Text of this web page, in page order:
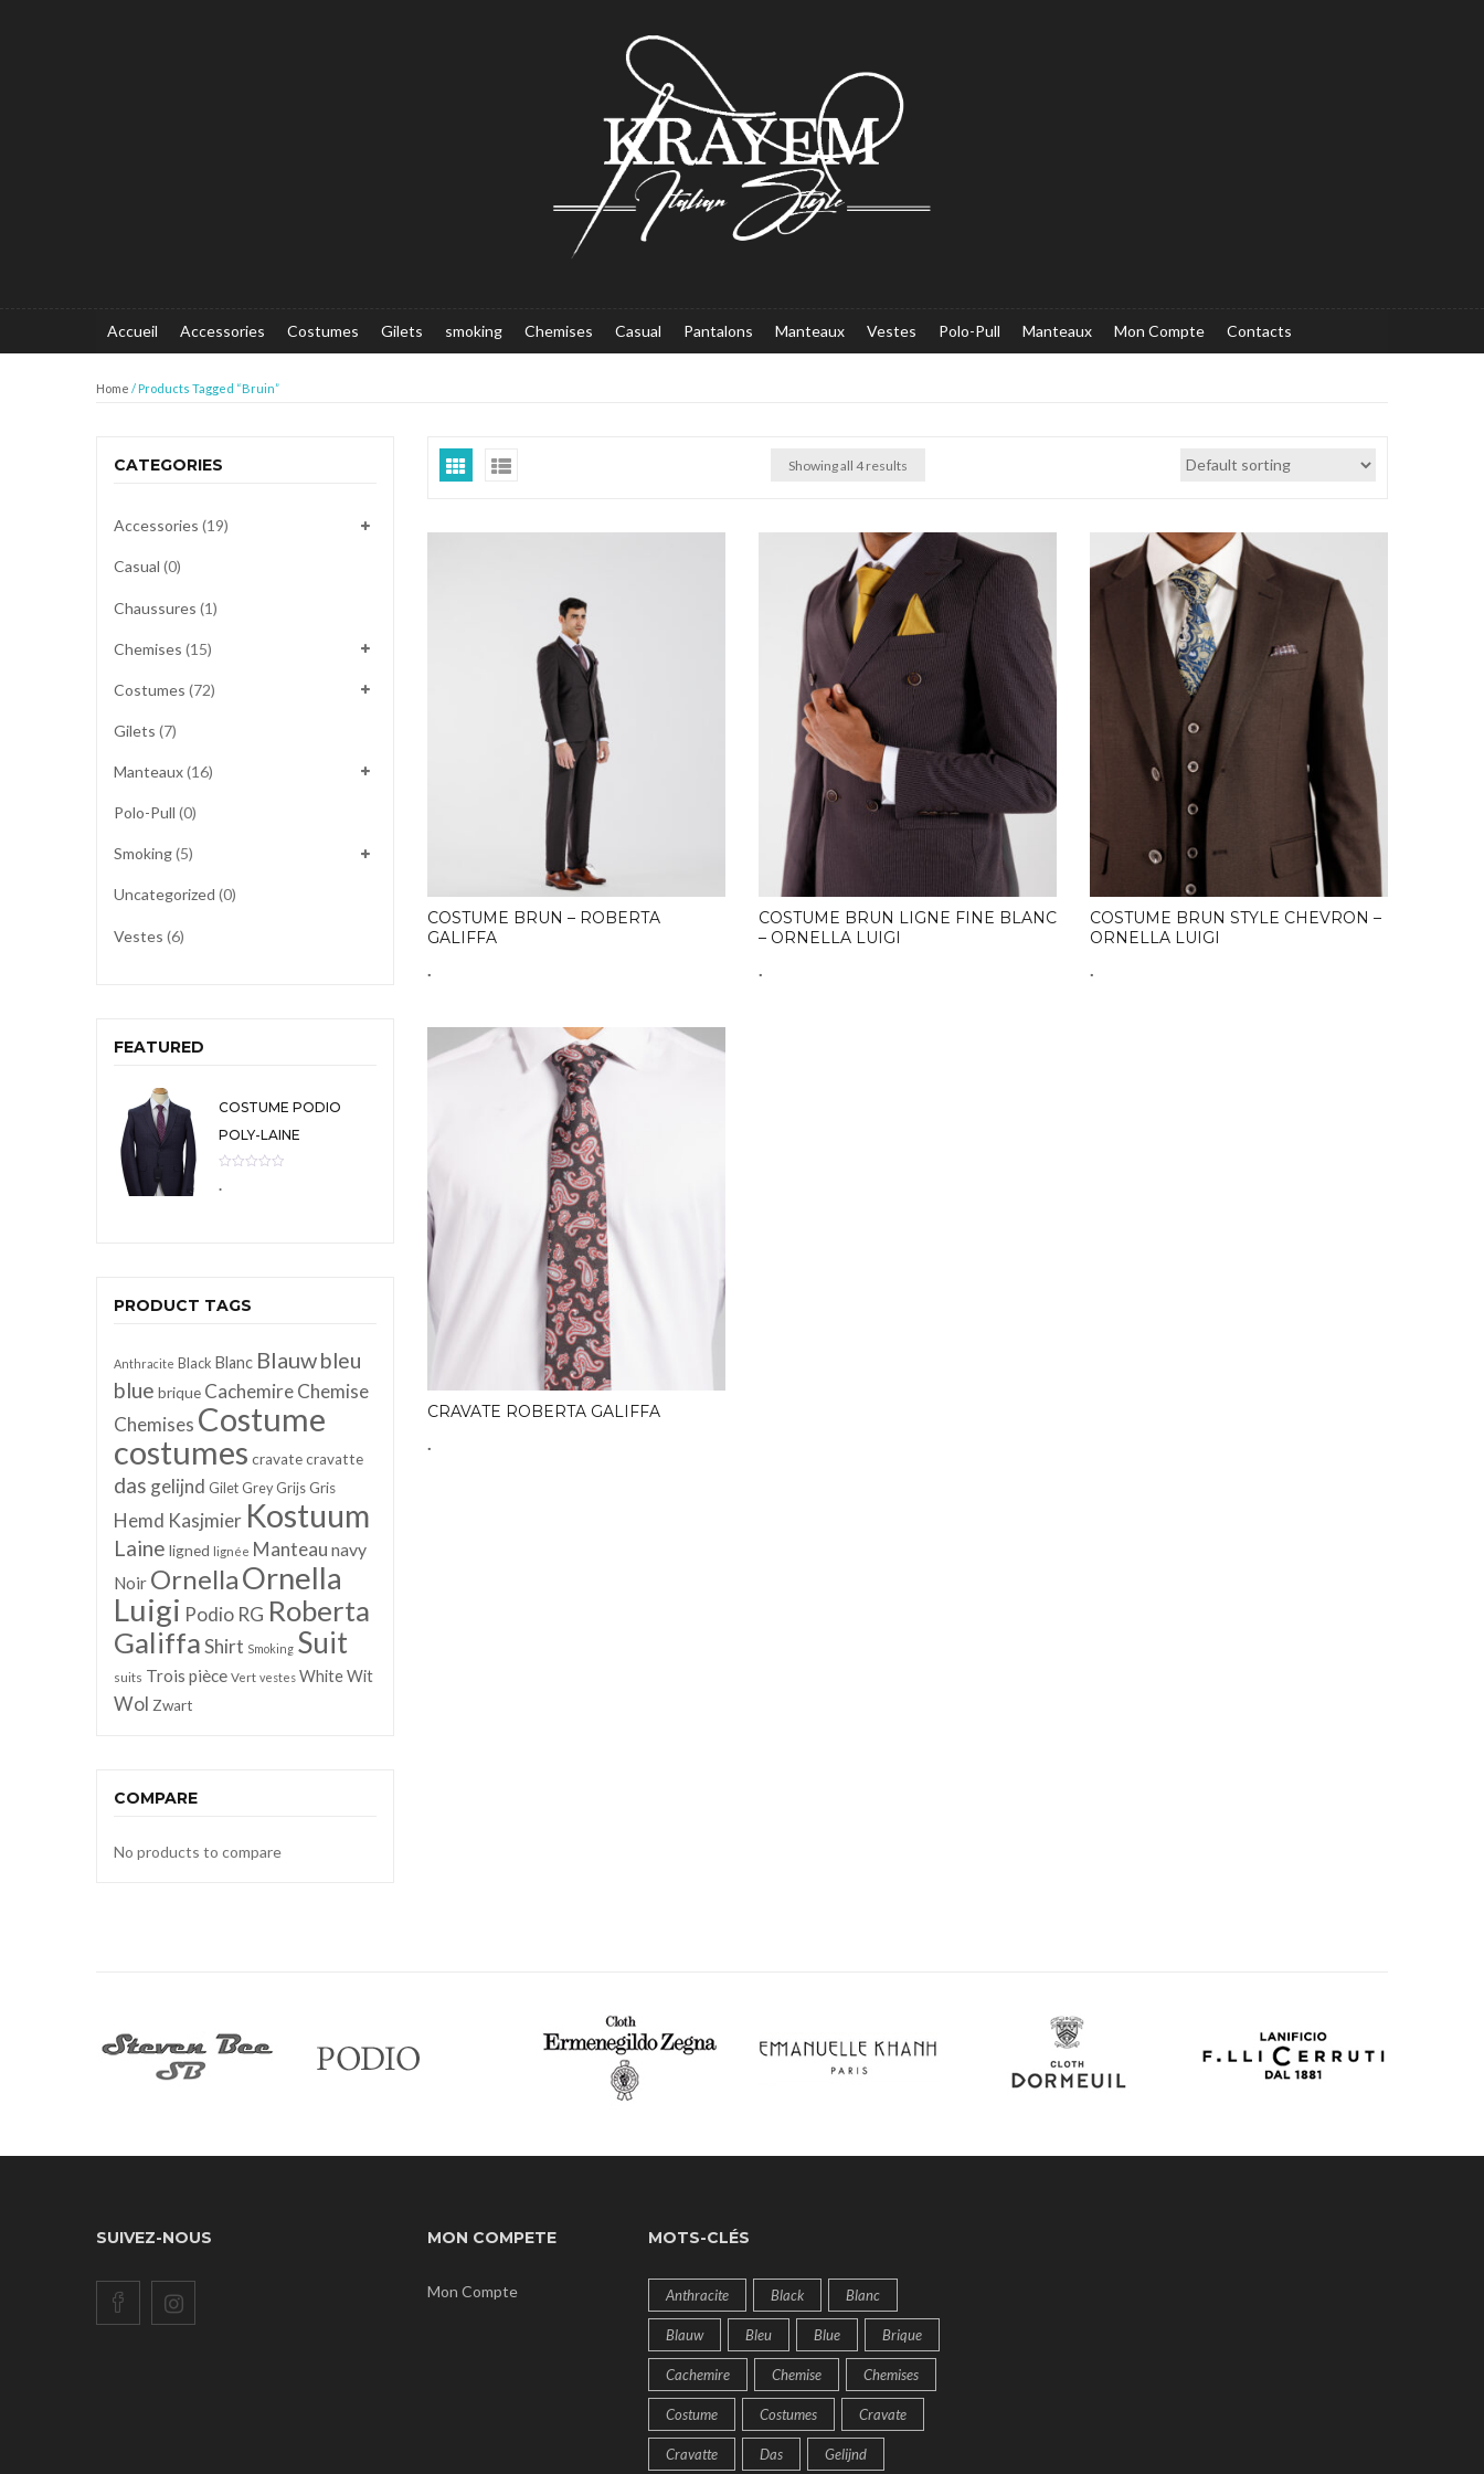
Accueil Accessories Costumes Gilets smoking Chemises Casual Pantalons Manteaux Vestes Polo-Pull Manteaux Mon Compte Contacts
Home / Products Tagged “Bruin”
CATEGORIES
Accessories (19)
Casual (0)
Chaussures (1)
Chemises (15)
Costumes (72)
Gilets (7)
Manteaux(16)
Polo-Pull (0)
Smoking(5)
Uncategorized (0)
Vestes (6)
FEATURED
COSTUME PODIO
POLY-LAINE
.
PRODUCT TAGS
Anthracite Black Blanc Blauwbleu
blue brique CachemireChemise
Chemises Costume
costumes cravatecravatte
das gelijnd Gilet Grey Grijs Gris
Hemd Kasjmier Kostuum
Laine ligned lignée Manteau navy
Noir OrnellaOrnella
Luigi Podio RG Roberta
GaliffaShirt Smoking Suit
suits Trois pièce Vert vestes WhiteWit
Wol Zwart
COMPARE
No products to compare
Showing all 4 results
COSTUME BRUN – ROBERTA
GALIFFA
COSTUME BRUN LIGNE FINE BLANC
– ORNELLA LUIGI
COSTUME BRUN STYLE CHEVRON –
ORNELLA LUIGI
CRAVATE ROBERTA GALIFFA
.
SUIVEZ-NOUS MON COMPETE
Mon Compte
MOTS-CLÉS
Anthracite Black Blanc
Blauw Bleu Blue Brique
Cachemire Chemise Chemises
Costume Costumes Cravate
Cravatte Das Gelijnd